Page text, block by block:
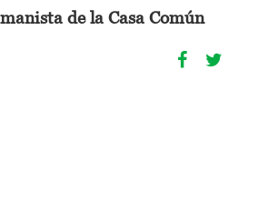
de la Casa Común